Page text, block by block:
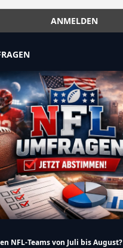
NFL-Teams von Juli bis August?